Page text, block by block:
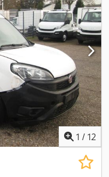
jastuk za vozača,
Viento 200 rashladni
pojedinačna vrata
prethodnu prodaju i
licima i za izvoz. !!!!
ili tehnički pregled kod
1 / 12